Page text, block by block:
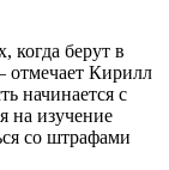
когда берут в
отмечает Кирилл
начинается с
на изучение
со штрафами